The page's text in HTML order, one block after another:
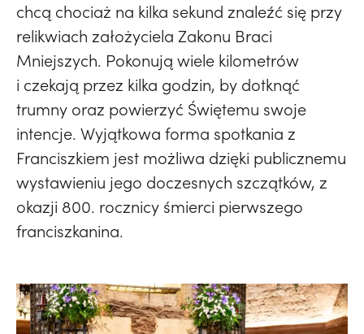
chcą chociaż na kilka sekund znaleźć się przy
relikwiach założyciela Zakonu Braci
Mniejszych. Pokonują wiele kilometrów
i czekają przez kilka godzin, by dotknąć
trumny oraz powierzyć Świętemu swoje
intencje. Wyjątkowa forma spotkania z
Franciszkiem jest możliwa dzięki publicznemu
wystawieniu jego doczesnych szczątków, z
okazji 800. rocznicy śmierci pierwszego
franciszkanina.